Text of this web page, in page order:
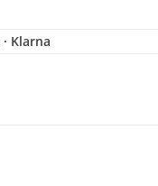
Klarna